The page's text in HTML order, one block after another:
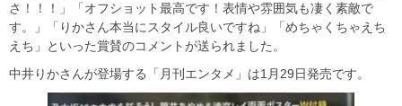
さ！！！」「オフショット最高です！表情や雰囲気も凄く素敵で
す。」「りかさん本当にスタイル良いですね」「めちゃくちゃえち
えち」といった賞賛のコメントが送られました。
中井りかさんが登場する「月刊エンタメ」は1月29日発売です。